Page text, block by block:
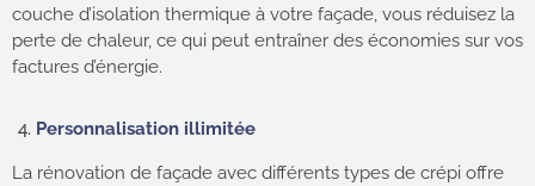
couche d’isolation thermique à votre façade, vous réduisez la
perte de chaleur, ce qui peut entraîner des économies sur vos
factures d’énergie.
Personnalisation illimitée
La rénovation de façade avec différents types de crépi offre